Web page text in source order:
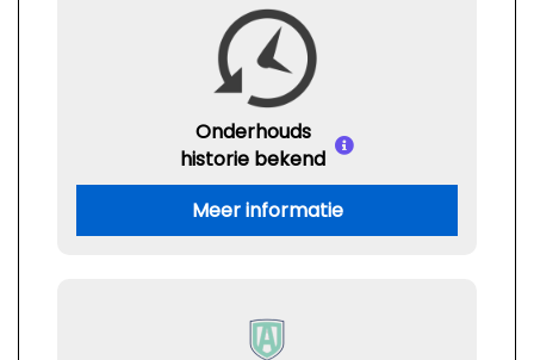
Onderhouds
historie bekend
Meer informatie